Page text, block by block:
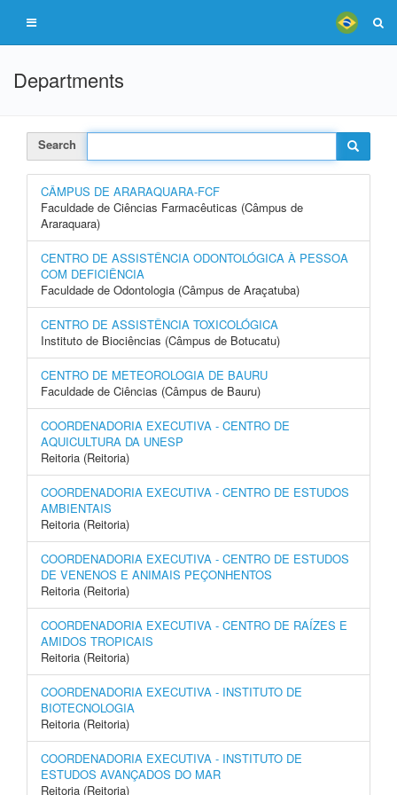
Departments
Search
CÂMPUS DE ARARAQUARA-FCF
Faculdade de Ciências Farmacêuticas (Câmpus de
Araraquara)
CENTRO DE ASSISTÊNCIA ODONTOLÓGICA À PESSOA
COM DEFICIÊNCIA
Faculdade de Odontologia (Câmpus de Araçatuba)
CENTRO DE ASSISTÊNCIA TOXICOLÓGICA
Instituto de Biociências (Câmpus de Botucatu)
CENTRO DE METEOROLOGIA DE BAURU
Faculdade de Ciências (Câmpus de Bauru)
COORDENADORIA EXECUTIVA - CENTRO DE
AQUICULTURA DA UNESP
Reitoria (Reitoria)
COORDENADORIA EXECUTIVA - CENTRO DE ESTUDOS
AMBIENTAIS
Reitoria (Reitoria)
COORDENADORIA EXECUTIVA - CENTRO DE ESTUDOS
DE VENENOS E ANIMAIS PEÇONHENTOS
Reitoria (Reitoria)
COORDENADORIA EXECUTIVA - CENTRO DE RAÍZES E
AMIDOS TROPICAIS
Reitoria (Reitoria)
COORDENADORIA EXECUTIVA - INSTITUTO DE
BIOTECNOLOGIA
Reitoria (Reitoria)
COORDENADORIA EXECUTIVA - INSTITUTO DE
ESTUDOS AVANÇADOS DO MAR
Reitoria (Reitoria)